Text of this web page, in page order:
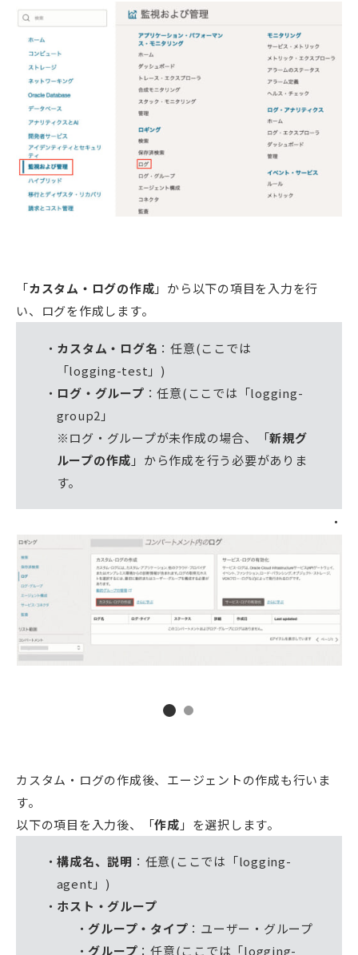
「カスタム・ログの作成」から以下の項目を入力を行
い、ログを作成します。
カスタム・ログ名 ：任意(ここでは
「logging-test」)
ログ・グループ ：任意(ここでは「logging-
group2」
※ログ・グループが未作成の場合、「新規グ
ループの作成 」から作成を行う必要がありま
す。
カスタム・ログの作成後、エージェントの作成も行いま
す。
以下の項目を入力後、「作成 」を選択します。
構成名、説明 ：任意(ここでは「logging-
agent」)
ホスト・グループ
グループ・タイプ ：ユーザー・グループ
グループ ：任意(ここでは「logging-